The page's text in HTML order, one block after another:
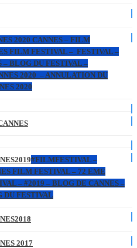
2020 CANNES – FILM
FILM FESTIVAL – FESTIVAL –
– BLOG DU FESTIVAL –
2020 – ANNULATION DU
2020
#FILMFESTIVAL –
FILM FESTIVAL – 72 EME
– #2019 – BLOG DE CANNES –
DU FESTIVAL
2017